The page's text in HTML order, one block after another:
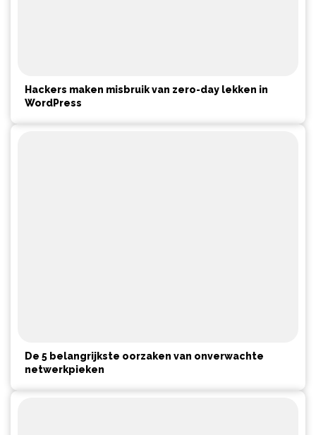
Hackers maken misbruik van zero-day lekken in
WordPress
De 5 belangrijkste oorzaken van onverwachte
netwerkpieken